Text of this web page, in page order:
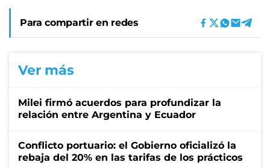
Para compartir en redes
Ver más
Milei firmó acuerdos para profundizar la
relación entre Argentina y Ecuador
Conflicto portuario: el Gobierno oficializó la
rebaja del 20% en las tarifas de los prácticos